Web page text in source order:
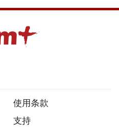
使用条款
支持